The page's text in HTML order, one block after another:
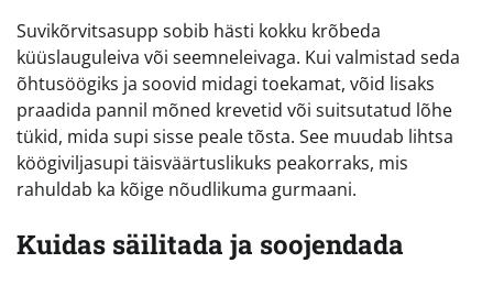
Suvikõrvitsasupp sobib hästi kokku krõbeda
küüslauguleiva või seemneleivaga. Kui valmistad seda
õhtusöögiks ja soovid midagi toekamat, võid lisaks
praadida pannil mõned krevetid või suitsutatud lõhe
tükid, mida supi sisse peale tõsta. See muudab lihtsa
köögiviljasupi täisväärtuslikuks peakorraks, mis
rahuldab ka kõige nõudlikuma gurmaani.
Kuidas säilitada ja soojendada